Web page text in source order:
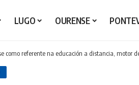
LUGO OURENSE
como referente na educación a distancia, motor